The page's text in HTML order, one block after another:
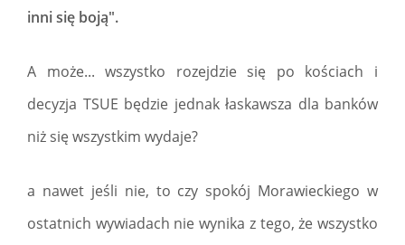
inni się boją".
A może... wszystko rozejdzie się po kościach i
decyzja TSUE będzie jednak łaskawsza dla banków
niż się wszystkim wydaje?
a nawet jeśli nie, to czy spokój Morawieckiego w
ostatnich wywiadach nie wynika z tego, że wszystko